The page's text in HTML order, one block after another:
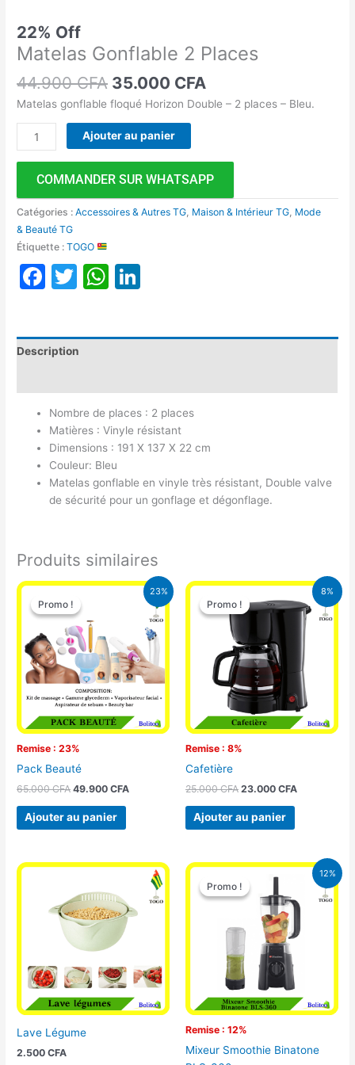
22% Off
Matelas Gonflable 2 Places
44.900CFA 35.000 CFA
Matelas gonflable floqué Horizon Double – 2 places – Bleu.
Ajouter au panier
COMMANDER SUR WHATSAPP
Catégories :Accessoires & Autres TG, Maison & Intérieur TG, Mode
& Beauté TG
Étiquette :TOGO
Facebook
TwitterWhatsApp
Description
Nombre de places : 2 places
Matières : Vinyle résistant
Dimensions : 191 X 137 X 22 cm
Couleur: Bleu
Matelas gonflable en vinyle très résistant, Double valve
de sécurité pour un gonflage et dégonflage.
Produits similaires
23%
Promo !
Remise : 23%
Promo !
Pack Beauté
65.000CFA
Le
prix
initial
était :
65.000 CFA.
49.900CFA
Le
prix
actuel
49.900 CFA.
Ajouter au panier
8%
Promo !
Remise : 8%
Promo !
Cafetière
25.000CFA
Le
prix
initial
25.000 CFA.
23.000 CFA
Le
prix
actuel
est :
23.000 CFA.
Ajouter au panier
Lave Légume
2.500CFA
12%
Promo !
Remise : 12%
Promo !
Mixeur Smoothie Binatone
Le
prix
initial
était :
25.000 CFA.
Le
prix
actuel
est :